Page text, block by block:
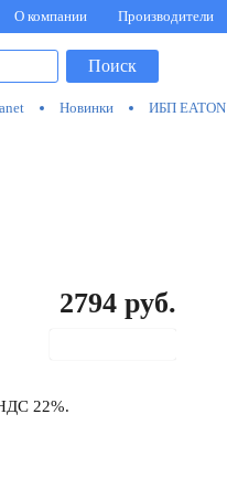
О компании Производители
Поиск
Новинки ИБП EATON
2794 руб.
22%.